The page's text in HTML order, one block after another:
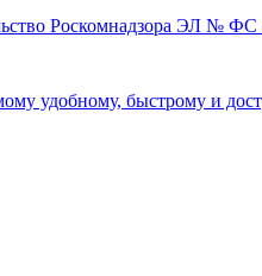
Роскомнадзора ЭЛ № ФС
удобному, быстрому и